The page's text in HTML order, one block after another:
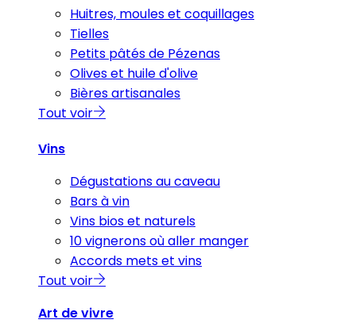
Huitres, moules et coquillages
Tielles
Petits pâtés de Pézenas
Olives et huile d'olive
Bières artisanales
Tout voir
Vins
Dégustations au caveau
Bars à vin
Vins bios et naturels
10 vignerons où aller manger
Accords mets et vins
Tout voir
Art de vivre